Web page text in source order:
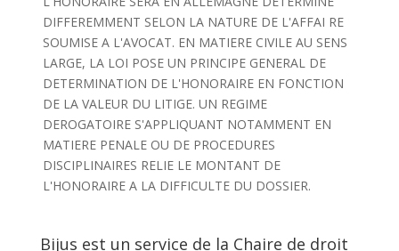
DIFFEREMMENT SELON LA NATURE DE L'AFFAI RE
SOUMISE A L'AVOCAT. EN MATIERE CIVILE AU SENS
LARGE, LA LOI POSE UN PRINCIPE GENERAL DE
DETERMINATION DE L'HONORAIRE EN FONCTION
DE LA VALEUR DU LITIGE. UN REGIME
DEROGATOIRE S'APPLIQUANT NOTAMMENT EN
MATIERE PENALE OU DE PROCEDURES
DISCIPLINAIRES RELIE LE MONTANT DE
L'HONORAIRE A LA DIFFICULTE DU DOSSIER.
Bijus est un service de la Chaire de droit